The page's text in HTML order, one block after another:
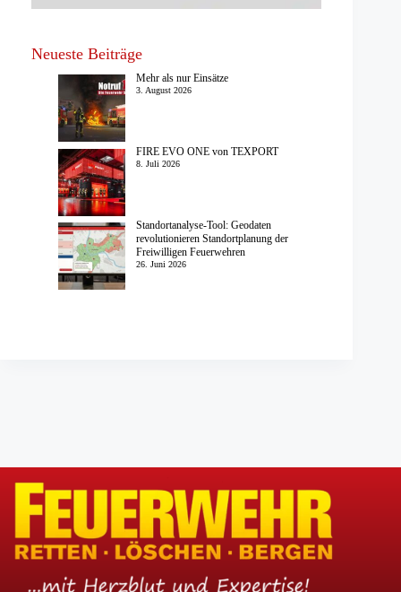
Neueste Beiträge
Mehr als nur Einsätze
3. August 2026
FIRE EVO ONE von TEXPORT
8. Juli 2026
Standortanalyse-Tool: Geodaten
revolutionieren Standortplanung der
Freiwilligen Feuerwehren
26. Juni 2026